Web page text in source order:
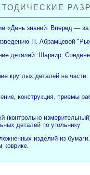
«День знаний. Вперёд — за
Н. Абрамцевой
деталей. Шарнир.
круглых деталей на
конструкция, приемы
(контрольно-
деталей по угольнику
изделий из
коврике.